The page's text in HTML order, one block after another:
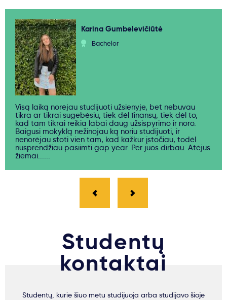
Karina Gumbelevičiūtė
Bachelor
Visą laiką norėjau studijuoti užsienyje, bet nebuvau
tikra ar tikrai sugebėsiu, tiek dėl finansų, tiek dėl to,
kad tam tikrai reikia labai daug užsispyrimo ir noro.
Baigusi mokyklą nežinojau ką noriu studijuoti, ir
nenorėjau stoti vien tam, kad kažkur įstočiau, todėl
nusprendžiau pasiimti gap year. Per juos dirbau. Atėjus
žiemai......
Studentų
kontaktai
Studentų, kurie šiuo metu studijuoja arba studijavo šioje